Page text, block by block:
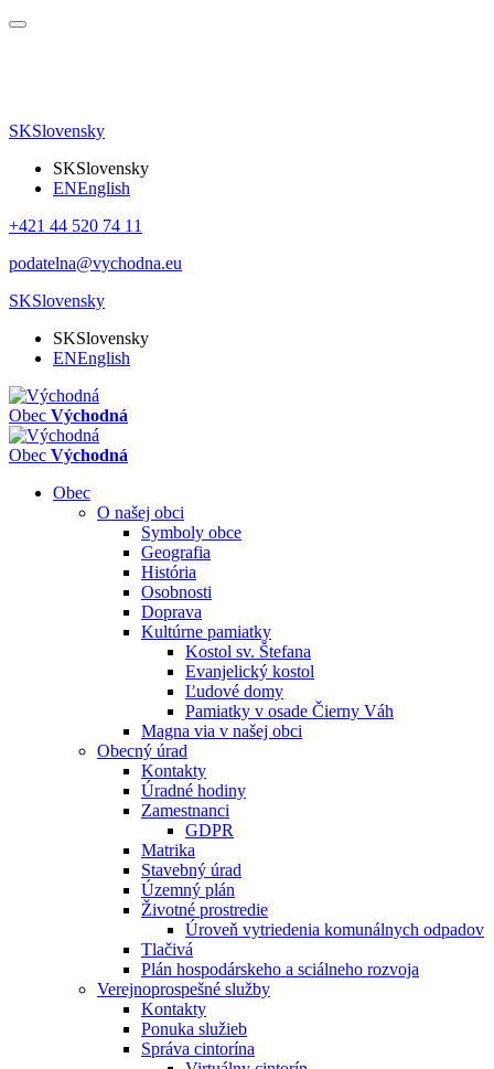
SKSlovensky
SKSlovensky
ENEnglish
+421 44 520 74 11
podatelna@vychodna.eu
SKSlovensky
SKSlovensky
ENEnglish
Obec Východná
Obec Východná
Obec
O našej obci
Symboly obce
Geografia
História
Osobnosti
Doprava
Kultúrne pamiatky
Kostol sv. Štefana
Evanjelický kostol
Ľudové domy
Pamiatky v osade Čierny Váh
Magna via v našej obci
Obecný úrad
Kontakty
Úradné hodiny
Zamestnanci
GDPR
Matrika
Stavebný úrad
Územný plán
Životné prostredie
Úroveň vytriedenia komunálnych odpadov
Tlačivá
Plán hospodárskeho a sciálneho rozvoja
Verejnoprospešné služby
Kontakty
Ponuka služieb
Správa cintorína